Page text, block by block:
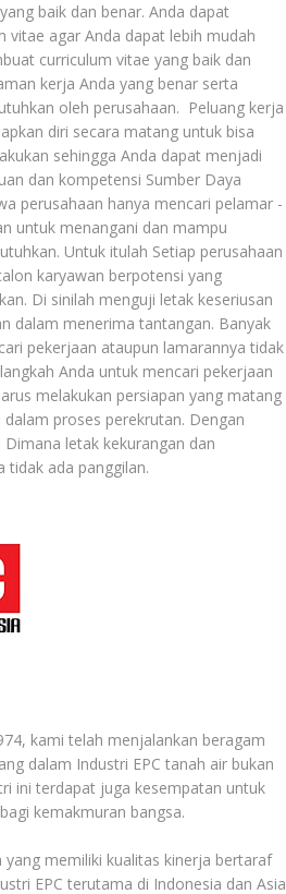
baik dan benar. Anda dapat
agar Anda dapat lebih mudah
curriculum vitae yang baik dan
kerja Anda yang benar serta
oleh perusahaan. Peluang kerja
diri secara matang untuk bisa
sehingga Anda dapat menjadi
dan kompetensi Sumber Daya
perusahaan hanya mencari pelamar -
untuk menangani dan mampu
Untuk itulah Setiap perusahaan
karyawan berpotensi yang
Di sinilah menguji letak keseriusan
dalam menerima tantangan. Banyak
pekerjaan ataupun lamarannya tidak
Anda untuk mencari pekerjaan
melakukan persiapan yang matang
proses perekrutan. Dengan
letak kekurangan dan
tidak ada panggilan.
kami telah menjalankan beragam
dalam Industri EPC tanah air bukan
ini terdapat juga kesempatan untuk
kemakmuran bangsa.
yang memiliki kualitas kinerja bertaraf
EPC terutama di Indonesia dan Asia